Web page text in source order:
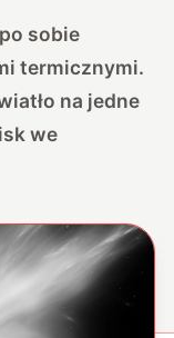
sobie
termicznymi.
na jedne
we